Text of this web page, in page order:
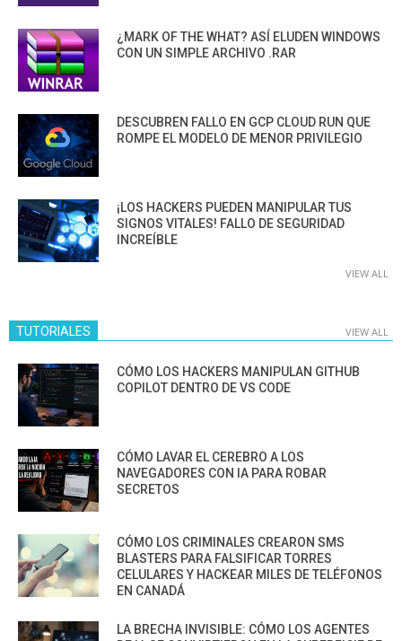
¿MARK OF THE WHAT? ASÍ ELUDEN WINDOWS
CON UN SIMPLE ARCHIVO .RAR
DESCUBREN FALLO EN GCP CLOUD RUN QUE
ROMPE EL MODELO DE MENOR PRIVILEGIO
¡LOS HACKERS PUEDEN MANIPULAR TUS
SIGNOS VITALES! FALLO DE SEGURIDAD
INCREÍBLE
VIEW ALL
TUTORIALES VIEW ALL
CÓMO LOS HACKERS MANIPULAN GITHUB
COPILOT DENTRO DE VS CODE
CÓMO LAVAR EL CEREBRO A LOS
NAVEGADORES CON IA PARA ROBAR
SECRETOS
CÓMO LOS CRIMINALES CREARON SMS
BLASTERS PARA FALSIFICAR TORRES
CELULARES Y HACKEAR MILES DE TELÉFONOS
EN CANADÁ
LA BRECHA INVISIBLE: CÓMO LOS AGENTES